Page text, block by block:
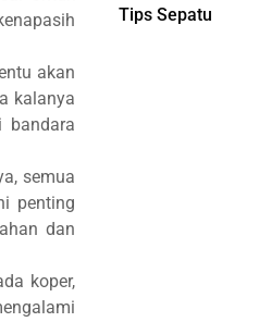
akan
kalanya
bandara
semua
penting
dan
koper,
Tips Sepatu